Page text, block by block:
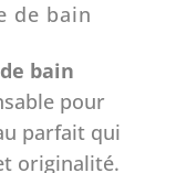
de bain
bain
pour
parfait qui
originalité.